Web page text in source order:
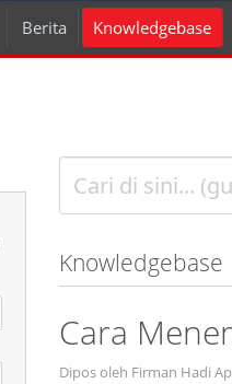
Berita Knowledgebase
Knowledgebase
Cara
Dipos oleh Firman Hadi